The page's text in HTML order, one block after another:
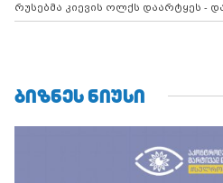
რუსებმა კიევის ოლქს დაარტყეს -
ᲑᲘᲖᲜᲔᲡ ᲜᲘᲣᲡᲘ